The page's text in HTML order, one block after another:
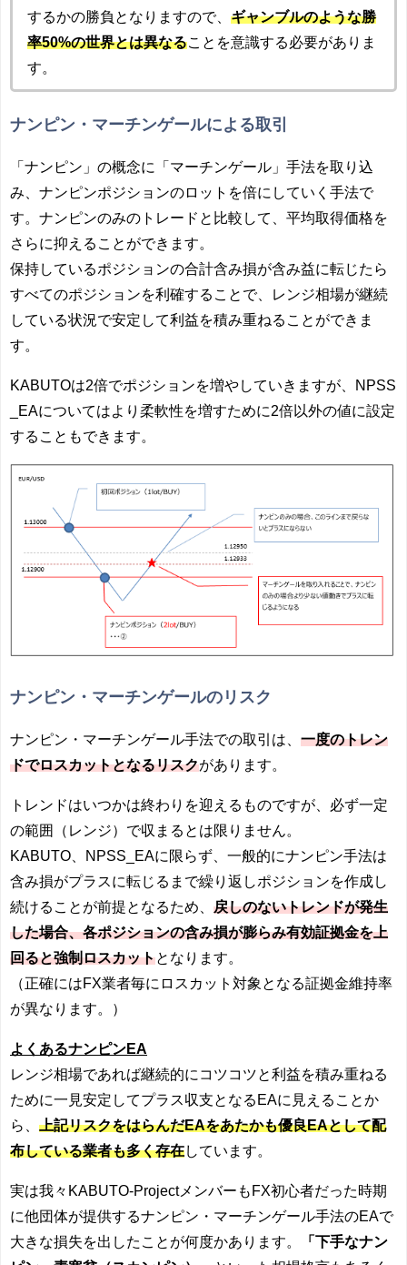
するかの勝負となりますので、 ギャンブルのような勝
率50%の世界とは異なることを意識する必要がありま
す。
ナンピン・マーチンゲールによる取引
「ナンピン」の概念に「マーチンゲール」手法を取り込
み、ナンピンポジションのロットを倍にしていく手法で
す。ナンピンのみのトレードと比較して、平均取得価格を
さらに抑えることができます。
保持しているポジションの合計含み損が含み益に転じたら
すべてのポジションを利確することで、
レンジ相場が継続
している状況で安定して利益を積み重ねることができま
す。
KABUTOは2倍でポジションを増やしていきますが、NPSS
_EAについてはより柔軟性を増すために2倍以外の値に設定
することもできます。
ナンピン・マーチンゲールのリスク
ナンピン・マーチンゲール手法での取引は、 一度のトレン
ドでロスカットとなるリスクがあります。
トレンドはいつかは終わりを迎えるものですが、必ず一定
の範囲（レンジ）で収まるとは限りません。
KABUTO、NPSS_EAに限らず、一般的にナンピン手法は
含み損がプラスに転じるまで繰り返しポジションを作成し
続けることが前提となるため、 戻しのないトレンドが発生
した場合、各ポジションの含み損が膨らみ有効証拠金を上
回ると強制ロスカットとなります。
（正確にはFX業者毎にロスカット対象となる証拠金維持率
が異なります。）
よくあるナンピンEA
レンジ相場であれば継続的にコツコツと利益を積み重ねる
ために一見安定してプラス収支となるEAに見えることか
ら、 上記リスクをはらんだEAをあたかも優良EAとして配
布している業者も多く存在しています。
実は我々KABUTO-ProjectメンバーもFX初心者だった時期
に他団体が提供するナンピン・マーチンゲール手法のEAで
大きな損失を出したことが何度かあります。
「下手なナン